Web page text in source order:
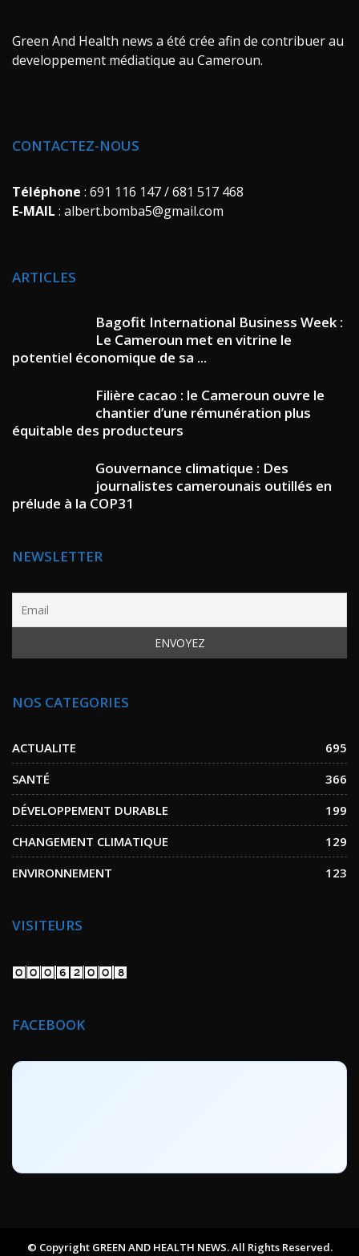
© Copyright GREEN AND HEALTH NEWS. All Rights
Green And Health news a été crée afin de contribuer au
developpement médiatique au Cameroun.
CONTACTEZ-NOUS
Téléphone : 691 116 147 / 681 517 468
E-MAIL : albert.bomba5@gmail.com
ARTICLES
Bagofit International Business Week :
Le Cameroun met en vitrine le
potentiel économique de sa ...
Filière cacao : le Cameroun ouvre le
chantier d’une rémunération plus
équitable des producteurs
Gouvernance climatique : Des
journalistes camerounais outillés en
prélude à la COP31
NEWSLETTER
NOS CATEGORIES
ACTUALITE
695
SANTÉ
366
DÉVELOPPEMENT DURABLE
199
CHANGEMENT CLIMATIQUE
129
ENVIRONNEMENT
123
VISITEURS
FACEBOOK
© Copyright GREEN AND HEALTH NEWS. All Rights Reserved.